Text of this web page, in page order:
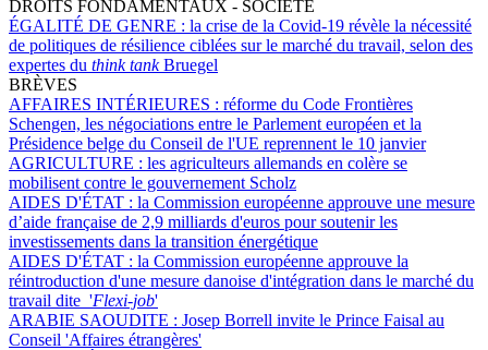
DROITS FONDAMENTAUX - SOCIÉTÉ
ÉGALITÉ DE GENRE : la crise de la Covid-19 révèle la nécessité
de politiques de résilience ciblées sur le marché du travail, selon des
expertes du think tankBruegel
BRÈVES
AFFAIRES INTÉRIEURES : réforme du Code Frontières
Schengen, les négociations entre le Parlement européen et la
Présidence belge du Conseil de l'UE reprennent le 10 janvier
AGRICULTURE : les agriculteurs allemands en colère se
mobilisent contre le gouvernement Scholz
AIDES D'ÉTAT : la Commission européenne approuve une mesure
d’aide française de 2,9 milliards d'euros pour soutenir les
investissements dans la transition énergétique
AIDES D'ÉTAT : la Commission européenne approuve la
réintroduction d'une mesure danoise d'intégration dans le marché du
travail dite 'Flexi-job'
ARABIE SAOUDITE : Josep Borrell invite le Prince Faisal au
Conseil 'Affaires étrangères'